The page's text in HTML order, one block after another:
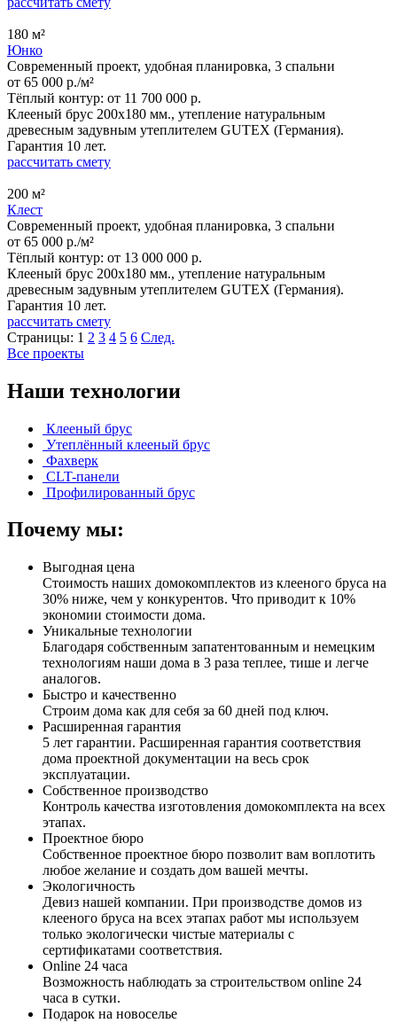
180 м²
Юнко
Современный проект, удобная планировка, 3 спальни
от 65 000 р./м²
Тёплый контур: от 11 700 000 р.
Клееный брус 200x180 мм., утепление натуральным
древесным задувным утеплителем GUTEX (Германия).
Гарантия 10 лет.
рассчитать смету
200 м²
Клест
Современный проект, удобная планировка, 3 спальни
от 65 000 р./м²
Тёплый контур: от 13 000 000 р.
Клееный брус 200x180 мм., утепление натуральным
древесным задувным утеплителем GUTEX (Германия).
Гарантия 10 лет.
рассчитать смету
Страницы: 1 2 3 4 5 6 След.
Все проекты
Наши технологии
Клееный брус
Утеплённый клееный брус
Фахверк
CLT-панели
Профилированный брус
Почему мы:
Выгодная цена
Стоимость наших домокомплектов из клееного бруса на
30% ниже, чем у конкурентов. Что приводит к 10%
экономии стоимости дома.
Уникальные технологии
Благодаря собственным запатентованным и немецким
технологиям наши дома в 3 раза теплее, тише и легче
аналогов.
Быстро и качественно
Строим дома как для себя за 60 дней под ключ.
Расширенная гарантия
5 лет гарантии. Расширенная гарантия соответствия
дома проектной документации на весь срок
эксплуатации.
Собственное производство
Контроль качества изготовления домокомплекта на всех
этапах.
Проектное бюро
Собственное проектное бюро позволит вам воплотить
любое желание и создать дом вашей мечты.
Экологичность
Девиз нашей компании. При производстве домов из
клееного бруса на всех этапах работ мы используем
только экологически чистые материалы с
сертификатами соответствия.
Online 24 часа
Возможность наблюдать за строительством online 24
часа в сутки.
Подарок на новоселье